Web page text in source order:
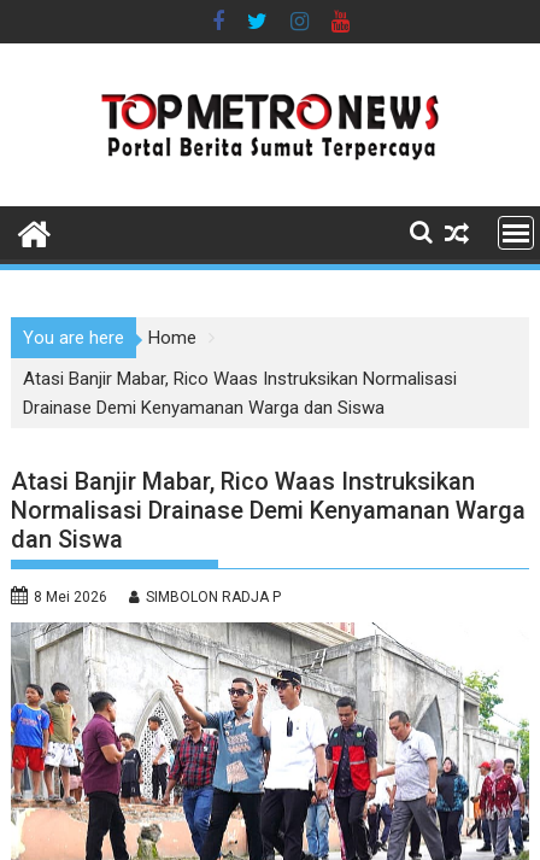
to
You are here
Home
Atasi Banjir Mabar, Rico Waas Instruksikan Normalisasi
Drainase Demi Kenyamanan Warga dan Siswa
Atasi Banjir Mabar, Rico Waas Instruksikan
Normalisasi Drainase Demi Kenyamanan Warga
dan Siswa
8 Mei 2026 SIMBOLON RADJA P